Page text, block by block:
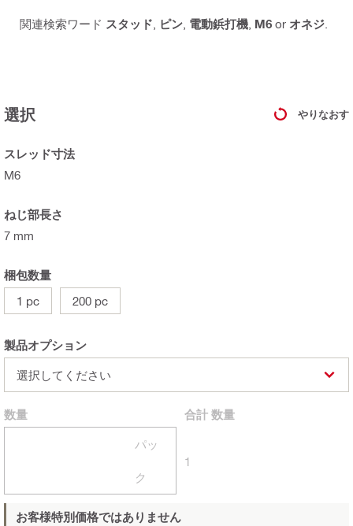
関連検索ワード スタッド ピン 電動鋲打機 M6 or オネジ
選択 やりなおす
スレッド寸法
M6
ねじ部長さ
7 mm
梱包数量
1 pc
200 pc
製品オプション
選択してください
数量
パッ
ク
合計 数量
1
お客様特別価格ではありません